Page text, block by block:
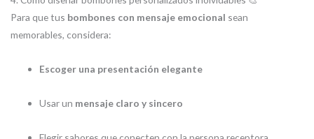
Para que tus bombones con mensaje emocional sean
memorables, considera:
Escoger una presentación elegante
Usar un mensaje claro y sincero